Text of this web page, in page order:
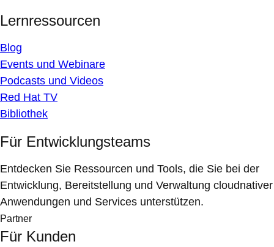
Lernressourcen
Blog
Events und Webinare
Podcasts und Videos
Red Hat TV
Bibliothek
Für Entwicklungsteams
Entdecken Sie Ressourcen und Tools, die Sie bei der
Entwicklung, Bereitstellung und Verwaltung cloudnativer
Anwendungen und Services unterstützen.
Partner
Für Kunden